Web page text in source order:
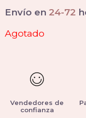
Envío en 24-72
Agotado
Vendedores de
confianza